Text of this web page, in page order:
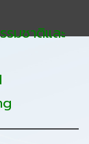
รมชาติและ